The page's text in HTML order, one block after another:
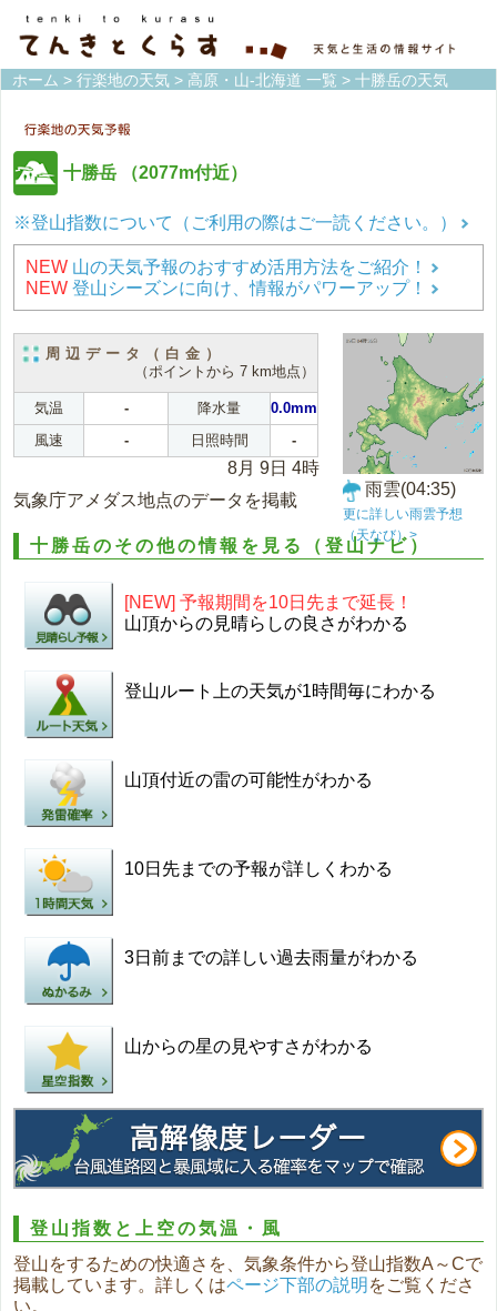
ホーム > 行楽地の天気 > 高原・山-北海道 一覧 > 十勝岳の天気
十勝岳 （2077m付近）
※登山指数について（ご利用の際はご一読ください。）
NEW 山の天気予報のおすすめ活用方法をご紹介！
NEW 登山シーズンに向け、情報がパワーアップ！
周辺データ（白金）
（ポイントから 7 km地点）
気温 - 降水量
0.0mm
風速
- 日照時間 -
8月 9日 4時
気象庁アメダス地点のデータを掲載
雨雲(04:35)
更に詳しい雨雲予想
（天なび）>
十勝岳のその他の情報を見る（登山ナビ）
[NEW] 予報期間を10日先まで延長！
山頂からの見晴らしの良さがわかる
登山ルート上の天気が1時間毎にわかる
山頂付近の雷の可能性がわかる
10日先までの予報が詳しくわかる
3日前までの詳しい過去雨量がわかる
山からの星の見やすさがわかる
登山指数と上空の気温・風
登山をするための快適さを、気象条件から登山指数A～Cで
掲載しています。詳しくはページ下部の説明 をご覧くださ
い。